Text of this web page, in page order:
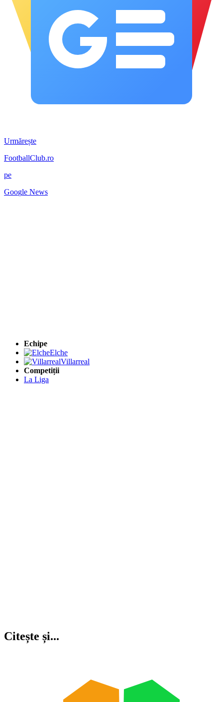
Urmărește
FootballClub.ro
pe
Google News
Echipe
Elche
Villarreal
Competiții
La Liga
Citește și...